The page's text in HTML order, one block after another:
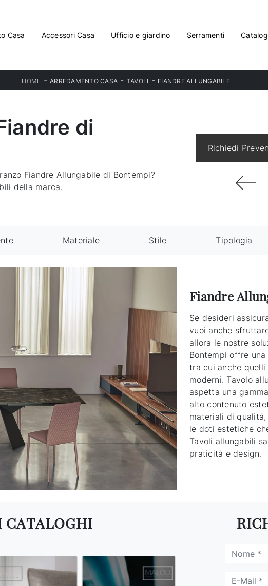
Casa Accessori Casa Ufficio e giardino Serramenti
HOME - ARREDAMENTO CASA - TAVOLI - FIANDRE ALLUNGABILE
di
Fiandre Allungabile di Bontempi?
della marca.
Richiedi
Materiale Stile Tipologia
Fiandre
Se desideri
vuoi anche
allora le nostre
Bontempi offre
tra cui anche
moderni. Tavolo
aspetta una
alto contenuto
materiali di
le doti estetiche
Tavoli allungabili
praticità e design.
CATALOGHI